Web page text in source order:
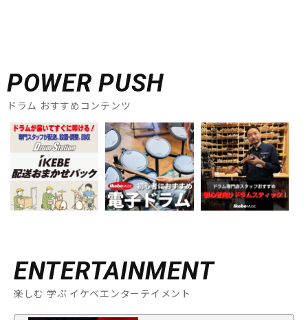
POWER PUSH
ドラム おすすめコンテンツ
ENTERTAINMENT
楽しむ 学ぶ イケベエンターテイメント